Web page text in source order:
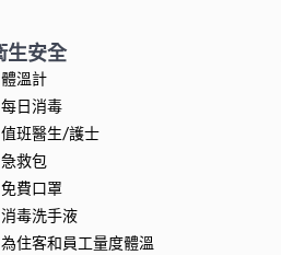
生安全
體溫計
每日消毒
值班醫生/護士
急救包
免費口罩
消毒洗手液
為住客和員工量度體溫